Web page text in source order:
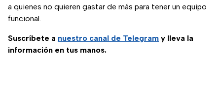
a quienes no quieren gastar de más para tener un equipo
funcional.
Suscríbete a nuestro canal de Telegram y lleva la
información en tus manos.